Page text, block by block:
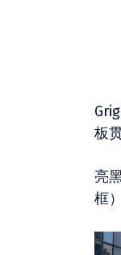
板
亮
框